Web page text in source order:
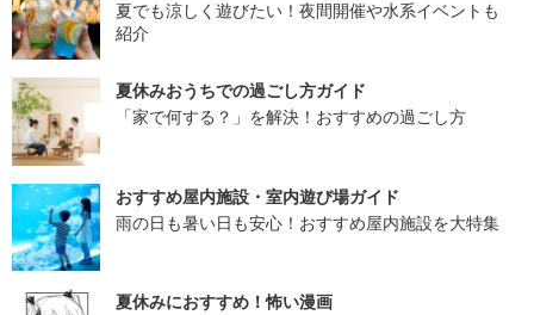
夏でも涼しく遊びたい！夜間開催や水系イベントも
紹介
夏休みおうちでの過ごし方ガイド
「家で何する？」を解決！おすすめの過ごし方
おすすめ屋内施設・室内遊び場ガイド
雨の日も暑い日も安心！おすすめ屋内施設を大特集
夏休みにおすすめ！怖い漫画